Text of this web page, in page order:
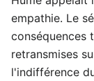
empathie. Le
conséquences
retransmises
l'indifférence